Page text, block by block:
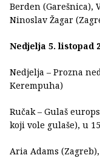
Berden (Garešnica),
Ninoslav Žagar
Nedjelja 5. listopad
Nedjelja – Prozna
Kerempuha)
Ručak – Gulaš
koji vole gulaše), u
Aria Adams